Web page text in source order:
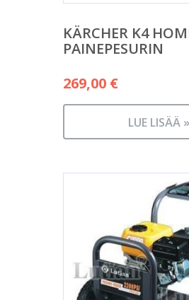
KÄRCHER K4
PAINEPESURIN
269,00 €
LUE LISÄÄ »